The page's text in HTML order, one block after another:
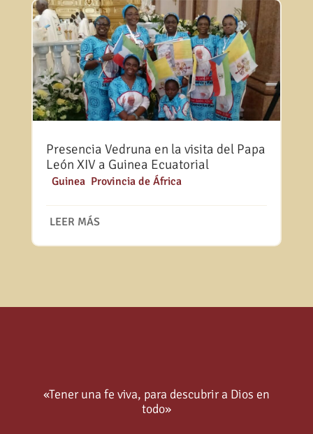
Presencia Vedruna en la visita del Papa
León XIV a Guinea Ecuatorial
Guinea, Provincia de África
LEER MÁS
«Tener una fe viva, para descubrir a Dios en
todo»